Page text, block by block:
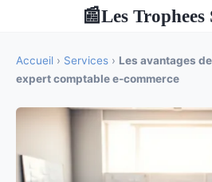
📰Les Trophees
Accueil › Services › Les avantages
expert comptable e-commerce